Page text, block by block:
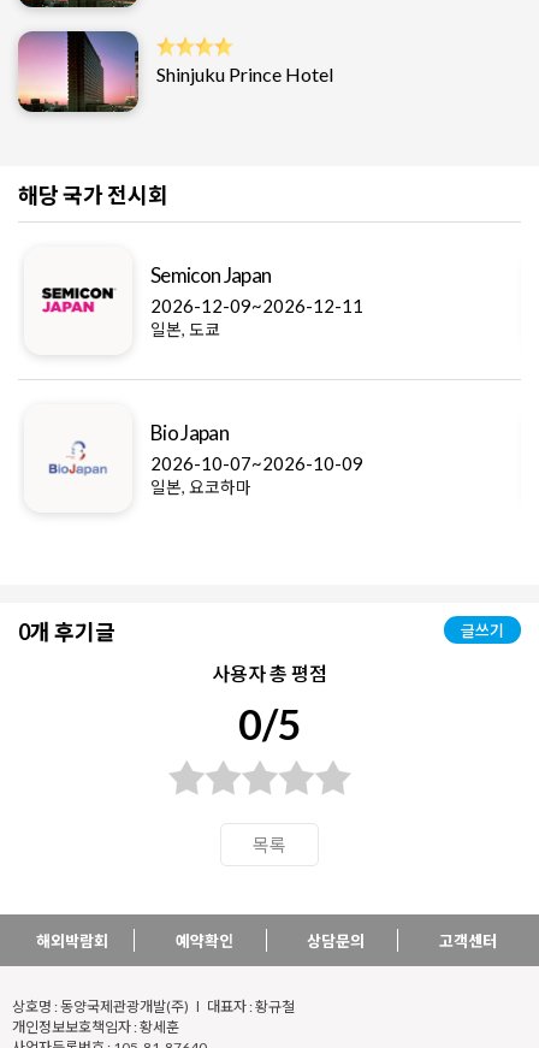
Shinjuku Prince Hotel
해당 국가 전시회
Semicon Japan
2026-12-09~2026-12-11
일본, 도쿄
Bio Japan
2026-10-07~2026-10-09
일본, 요코하마
0개 후기글 글쓰기
사용자 총 평점
0/5
목록
해외박람회 예약확인 상담문의 고객센터
상호명 : 동양국제관광개발(주) l 대표자 : 황규철
개인정보보호책임자 : 황세훈